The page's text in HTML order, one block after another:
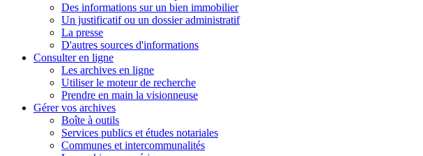
Des informations sur un bien immobilier
Un justificatif ou un dossier administratif
La presse
D'autres sources d'informations
Consulter en ligne
Les archives en ligne
Utiliser le moteur de recherche
Prendre en main la visionneuse
Gérer vos archives
Boîte à outils
Services publics et études notariales
Communes et intercommunalités